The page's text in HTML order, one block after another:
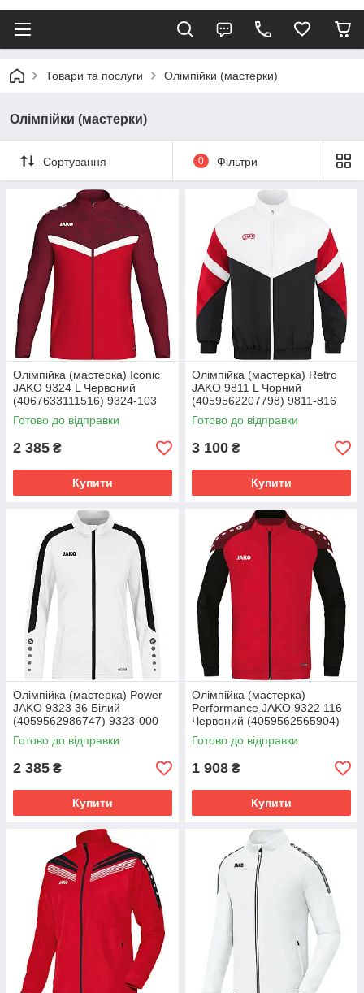
Товари та послуги Олімпійки (мастерки)
Олімпійки (мастерки)
Сортування 0 Фільтри
Олімпійка (мастерка) Iconic
JAKO 9324 L Червоний
(4067633111516) 9324-103
Готово до відправки
2 385 ₴
Купити
Олімпійка (мастерка) Retro
JAKO 9811 L Чорний
(4059562207798) 9811-816
Готово до відправки
3 100 ₴
Купити
Олімпійка (мастерка) Power
JAKO 9323 36 Білий
(4059562986747) 9323-000
Готово до відправки
2 385 ₴
Купити
Олімпійка (мастерка)
Performance JAKO 9322 116
Червоний (4059562565904)
9322-101
Готово до відправки
1 908 ₴
Купити